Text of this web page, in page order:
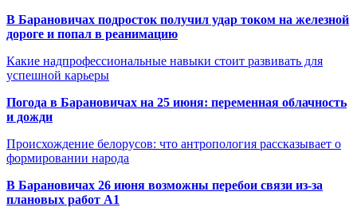
В Барановичах подросток получил удар током на железной
дороге и попал в реанимацию
Какие надпрофессиональные навыки стоит развивать для
успешной карьеры
Погода в Барановичах на 25 июня: переменная облачность
и дожди
Происхождение белорусов: что антропология рассказывает о
формировании народа
В Барановичах 26 июня возможны перебои связи из-за
плановых работ A1